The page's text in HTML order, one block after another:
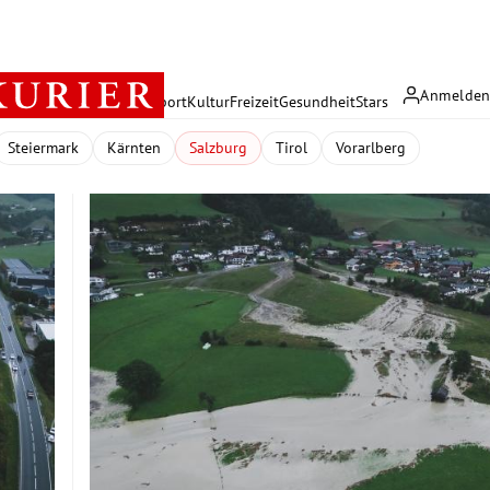
Anmelden
PolitikWirtschaft SportKulturFreizeitGesundheitStars
Steiermark Kärnten Salzburg Tirol Vorarlberg